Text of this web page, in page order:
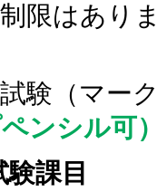
限はあり
験（マー
ペンシル可
課目